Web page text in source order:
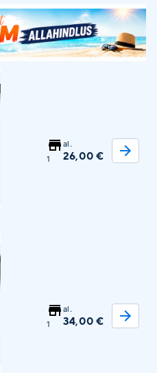
1
al.
26,00 €
1
al.
34,00 €